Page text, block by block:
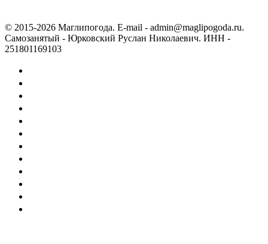
© 2015-2026 Маглипогода. E-mail - admin@maglipogoda.ru.
Самозанятый - Юрковский Руслан Николаевич. ИНН -
251801169103